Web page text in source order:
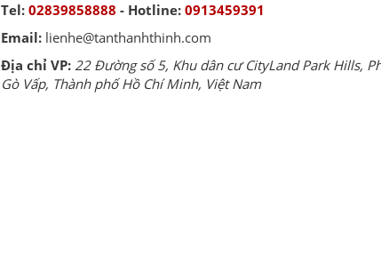
Tel: 02839858888 - Hotline: 0913459391
Email: lienhe@tanthanhthinh.com
Địa chỉ VP: 22 Đường số 5, Khu dân cư CityLand Park Hills,
Gò Vấp, Thành phố Hồ Chí Minh, Việt Nam